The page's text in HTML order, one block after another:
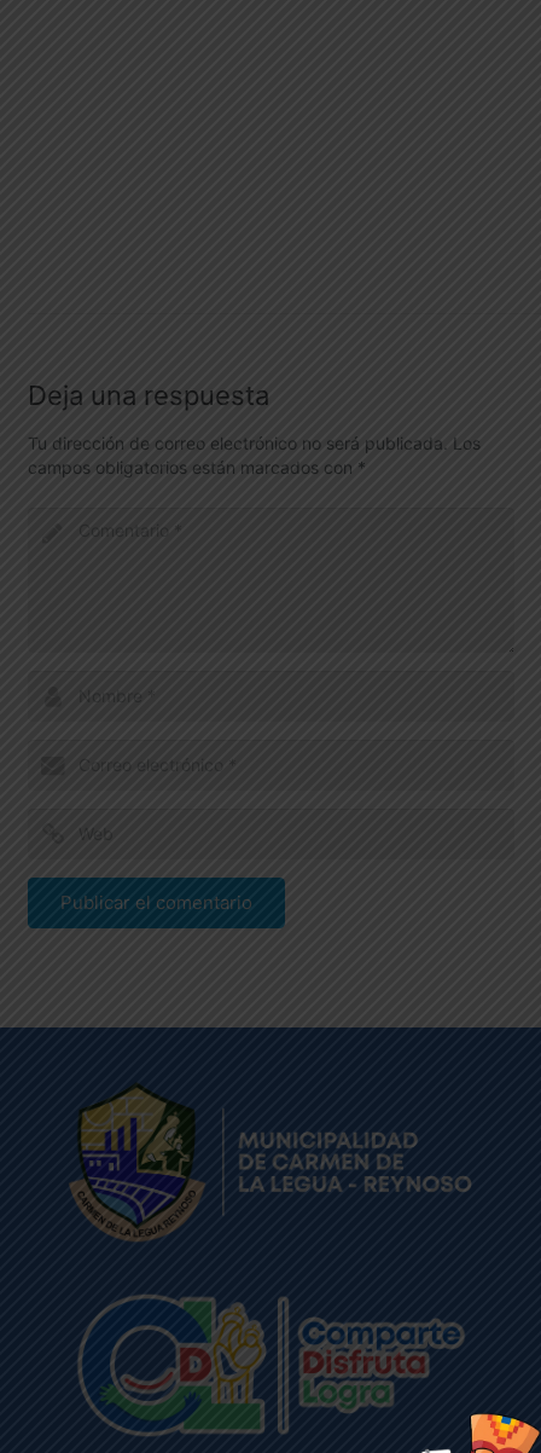
Deja una respuesta
Tu dirección de correo electrónico no será publicada. Los
campos obligatorios están marcados con *